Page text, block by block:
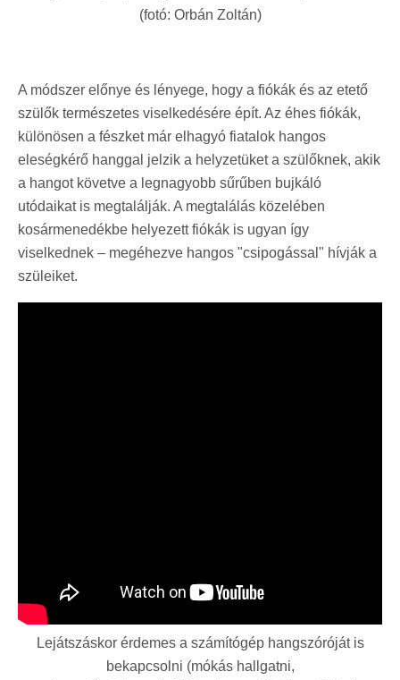
(fotó: Orbán Zoltán)
A módszer előnye és lényege, hogy a fiókák és az etető
szülők természetes viselkedésére épít. Az éhes fiókák,
különösen a fészket már elhagyó fiatalok hangos
eleségkérő hanggal jelzik a helyzetüket a szülőknek, akik
a hangot követve a legnagyobb sűrűben bujkáló
utódaikat is megtalálják. A megtalálás közelében
kosármenedékbe helyezett fiókák is ugyan így
viselkednek – megéhezve hangos "csipogással" hívják a
szüleiket.
Lejátszáskor érdemes a számítógép hangszóróját is
bekapcsolni (mókás hallgatni,